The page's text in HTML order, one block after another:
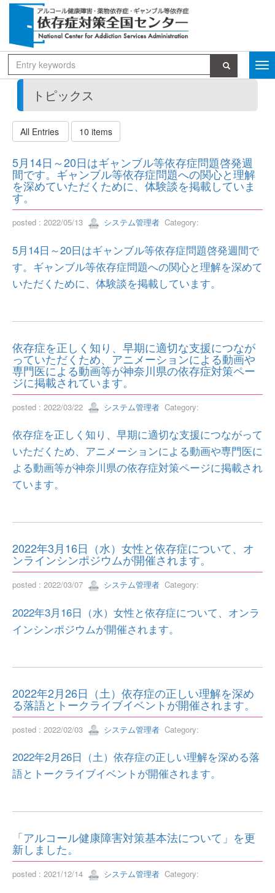
トピックス
All Entries 10 items
5月14日～20日はギャンブル等依存症問題啓発週
間です。ギャンブル等依存症問題への関心と理解
を深めていただくために、体験談を掲載していま
す。
posted : 2022/05/13 システム管理者 Category:
5月14日～20日はギャンブル等依存症問題啓発週間で
す。ギャンブル等依存症問題への関心と理解を深めて
いただくために、体験談を掲載しています。
依存症を正しく知り、早期に適切な支援につなが
っていただくため、アニメーションによる動画や
専門医による動画等が神奈川県の依存症対策ペー
ジに掲載されています。
posted : 2022/03/22 システム管理者 Category:
依存症を正しく知り、早期に適切な支援につながって
いただくため、アニメーションによる動画や専門医に
よる動画等が神奈川県の依存症対策ページに掲載され
ています。
2022年3月16日（水）女性と依存症について、オ
ンラインシンポジウムが開催されます。
posted : 2022/03/07 システム管理者 Category:
2022年3月16日（水）女性と依存症について、オンラ
インシンポジウムが開催されます。
2022年2月26日（土）依存症の正しい理解を深め
る落語とトークライブイベントが開催されます。
posted : 2022/02/03 システム管理者 Category:
2022年2月26日（土）依存症の正しい理解を深める落
語とトークライブイベントが開催されます。
「アルコール健康障害対策基本法について」を更
新しました。
posted : 2021/12/14 システム管理者 Category: